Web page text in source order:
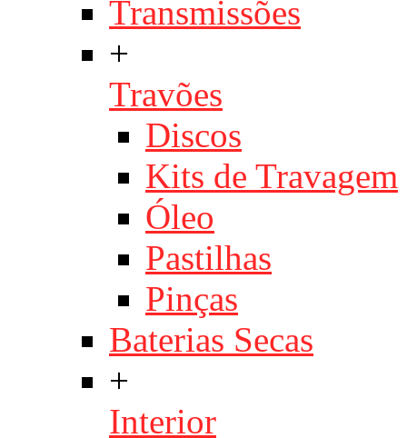
Transmissões
+
Travões
Discos
Kits de Travagem
Óleo
Pastilhas
Pinças
Baterias Secas
+
Interior